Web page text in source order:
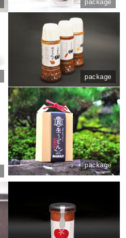
package
package
package